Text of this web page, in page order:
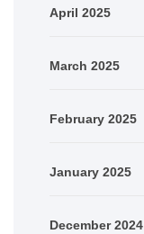
April 2025
March 2025
February 2025
January 2025
December 2024